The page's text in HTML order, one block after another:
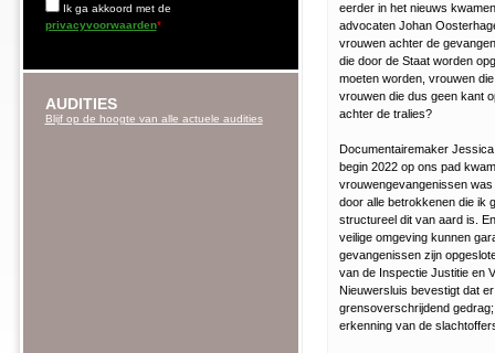
Ik ga akkoord met de
privacyvoorwaarden*
AUDITIES
Blijf op de hoogte van alle actuele audities
eerder in het nieuws
advocaten Johan
vrouwen achter de
die door de Staat worden
moeten worden, vrouwen
vrouwen die dus geen kant
achter de tralies?
Documentairemaker
begin 2022 op ons pad
vrouwengevangenissen
door alle betrokkenen die ik
structureel dit van aard is.
veilige omgeving kunnen
gevangenissen zijn
van de Inspectie Justitie en
Nieuwersluis bevestigt dat
grensoverschrijdend
erkenning van de